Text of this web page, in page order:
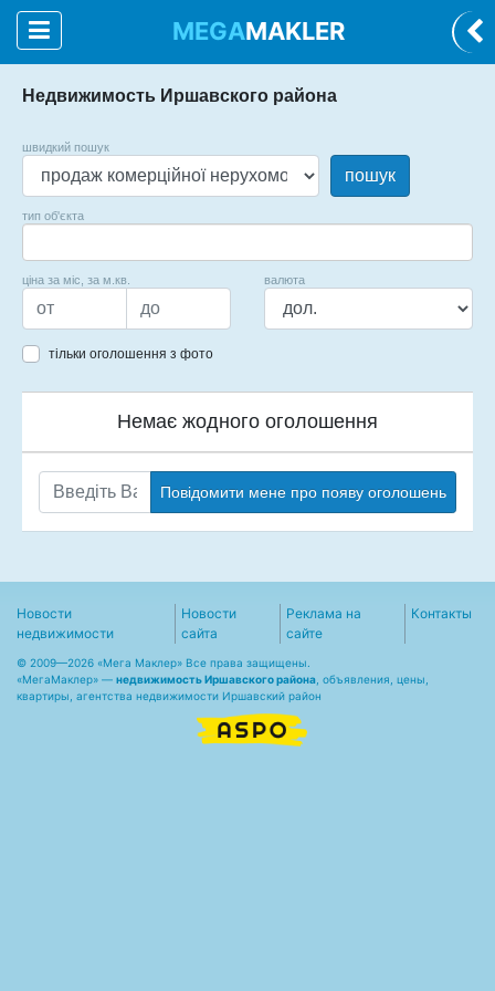
MEGAMAKLER
Недвижимость Иршавского района
швидкий пошук
пошук
тип об'єкта
ціна за міс, за м.кв. валюта
тільки оголошення з фото
Немає жодного оголошення
Повідомити мене про появу оголошень
Новости
недвижимости
Новости
сайта
Реклама на
сайте
Контакты
© 2009—2026 «Мега Маклер» Все права защищены.
«МегаМаклер» — недвижимость Иршавского района , объявления, цены,
квартиры, агентства недвижимости Иршавский район